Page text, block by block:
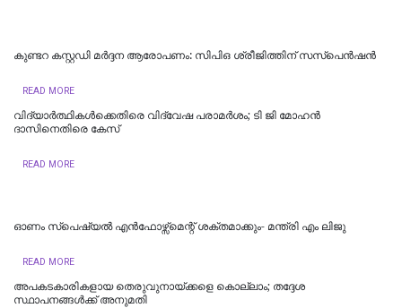
കുണ്ടറ കസ്റ്റഡി മര്‍ദ്ദന ആരോപണം: സിപിഒ ശ്രീജിത്തിന് സസ്‌പെന്‍ഷന്‍
READ MORE
വിദ്യാര്‍ത്ഥികള്‍ക്കെതിരെ വിദ്വേഷ പരാമര്‍ശം; ടി ജി മോഹന്‍
ദാസിനെതിരെ കേസ്
READ MORE
ഓണം സ്‌പെഷ്യൽ എൻഫോഴ്സ്മെന്റ് ശക്തമാക്കും- മന്ത്രി എം ലിജു
READ MORE
അപകടകാരികളായ തെരുവുനായ്ക്കളെ കൊല്ലാം; തദ്ദേശ
സ്ഥാപനങ്ങൾക്ക് അനുമതി